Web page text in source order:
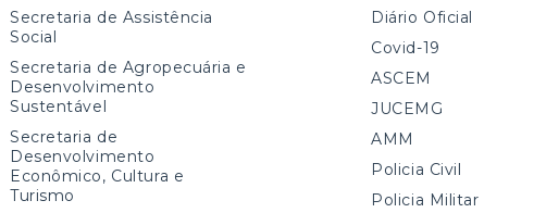
Secretaria de Assistência
Social
Secretaria de Agropecuária e
Desenvolvimento
Sustentável
Secretaria de
Desenvolvimento
Econômico, Cultura e
Turismo
Diário Oficial
Covid-19
ASCEM
JUCEMG
AMM
Policia Civil
Policia Militar